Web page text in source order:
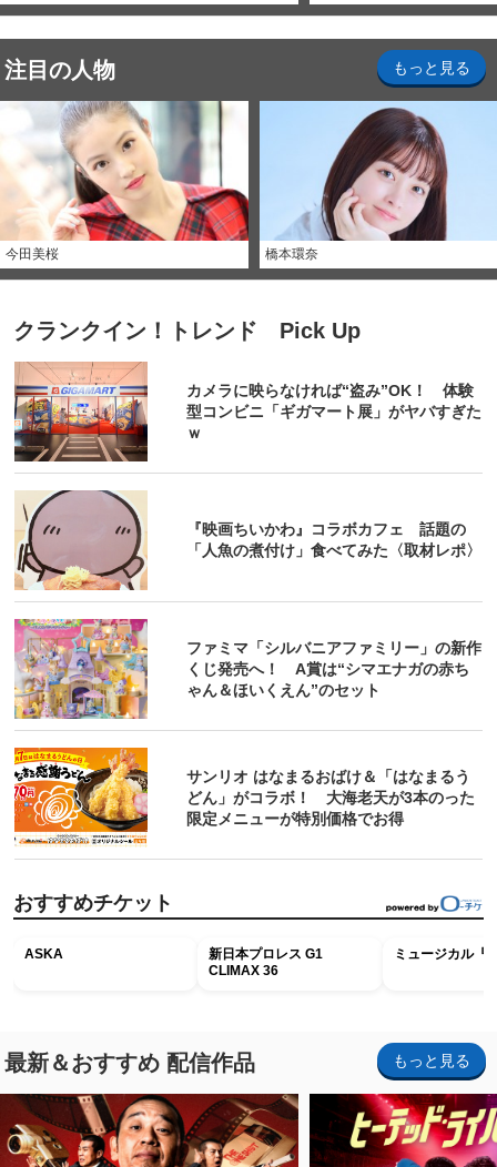
注目の人物 もっと見る
今田美桜 橋本環奈
クランクイン！トレンド Pick Up
カメラに映らなければ“盗み”OK！ 体験
型コンビニ「ギガマート展」がヤバすぎた
ｗ
『映画ちいかわ』コラボカフェ 話題の
「人魚の煮付け」食べてみた〈取材レポ〉
ファミマ「シルバニアファミリー」の新作
くじ発売へ！ A賞は“シマエナガの赤ち
ゃん＆ほいくえん”のセット
サンリオ はなまるおばけ＆「はなまるう
どん」がコラボ！ 大海老天が3本のった
限定メニューが特別価格でお得
おすすめチケット
ASKA
新日本プロレス G1
CLIMAX 36
ミュージカル『
最新＆おすすめ 配信作品 もっと見る